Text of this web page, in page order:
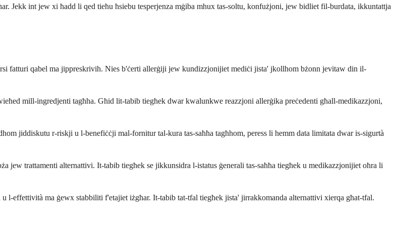
Jekk int jew xi ħadd li qed tieħu ħsiebu tesperjenza mġiba mhux tas-soltu, konfużjoni, jew bidliet fil-burdata, ikkuntattja
fatturi qabel ma jippreskrivih. Nies b'ċerti allerġiji jew kundizzjonijiet mediċi jista' jkollhom bżonn jevitaw din il-
mill-ingredjenti tagħha. Għid lit-tabib tiegħek dwar kwalunkwe reazzjoni allerġika preċedenti għall-medikazzjoni,
jiddiskutu r-riskji u l-benefiċċji mal-fornitur tal-kura tas-saħħa tagħhom, peress li hemm data limitata dwar is-sigurtà
trattamenti alternattivi. It-tabib tiegħek se jikkunsidra l-istatus ġenerali tas-saħħa tiegħek u medikazzjonijiet oħra li
l-effettività ma ġewx stabbiliti f'etajiet iżgħar. It-tabib tat-tfal tiegħek jista' jirrakkomanda alternattivi xierqa għat-tfal.